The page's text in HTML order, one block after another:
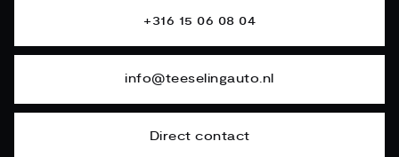
+316 15 06 08 04
info@teeselingauto.nl
Direct contact